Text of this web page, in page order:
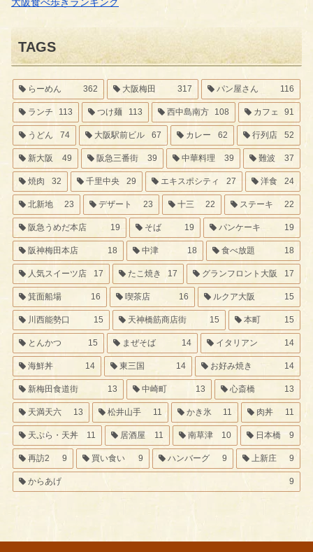
TAGS
らーめん 362 大阪梅田 317 パン屋さん 116
ランチ 113 つけ麺 113 西中島南方 108 カフェ 91
うどん 74 大阪駅前ビル 67 カレー 62 行列店 52
新大阪 49 阪急三番街 39 中華料理 39 難波 37
焼肉 32 千里中央 29 エキスポシティ 27 洋食 24
北新地 23 デザート 23 十三 22 ステーキ 22
阪急うめだ本店 19 そば 19 パンケーキ 19
阪神梅田本店 18 中津 18 食べ放題 18
人気スイーツ店 17 たこ焼き 17 グランフロント大阪 17
箕面船場 16 喫茶店 16 ルクア大阪 15
川西能勢口 15 天神橋筋商店街 15 本町 15
とんかつ 15 まぜそば 14 イタリアン 14
海鮮丼 14 東三国 14 お好み焼き 14
新梅田食道街 13 中崎町 13 心斎橋 13
天満天六 13 松井山手 11 かき氷 11 肉丼 11
天ぷら・天丼 11 居酒屋 11 南草津 10 日本橋 9
再訪2 9 買い食い 9 ハンバーグ 9 上新庄 9
からあげ 9